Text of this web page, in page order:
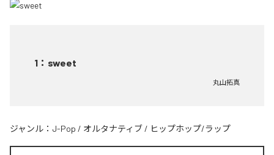
1 ： sweet
丸山拓真
ジャンル： J-Pop / オルタナティブ / ヒップホップ/ラップ